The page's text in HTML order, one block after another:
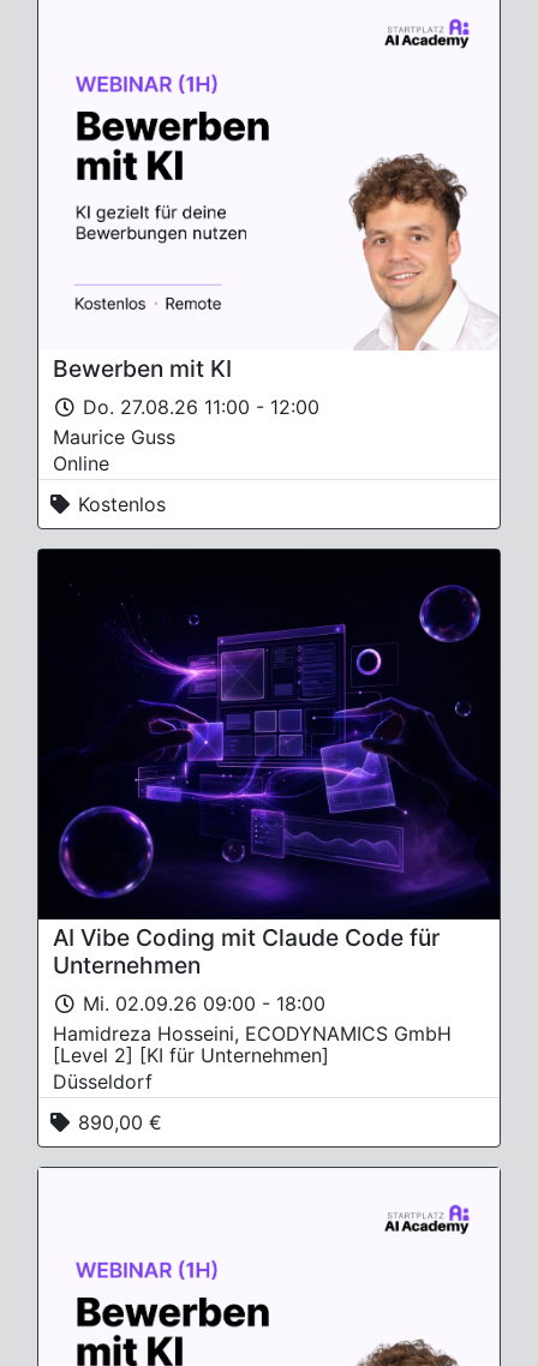
Bewerben mit KI
Do. 27.08.26 11:00 - 12:00
Maurice Guss
Online
Kostenlos
AI Vibe Coding mit Claude Code für
Unternehmen
Mi. 02.09.26 09:00 - 18:00
Hamidreza Hosseini, ECODYNAMICS GmbH
[Level 2] [KI für Unternehmen]
Düsseldorf
890,00 €